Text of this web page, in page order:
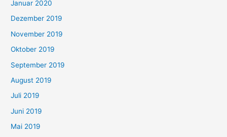
Januar 2020
Dezember 2019
November 2019
Oktober 2019
September 2019
August 2019
Juli 2019
Juni 2019
Mai 2019